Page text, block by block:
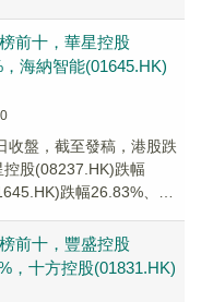
前十，華星控股
海納智能(01645.HK)
收盤，截至發稿，港股跌
股(08237.HK)跌幅
跌幅26.83%、怡
前十，豐盛控股
，十方控股(01831.HK)